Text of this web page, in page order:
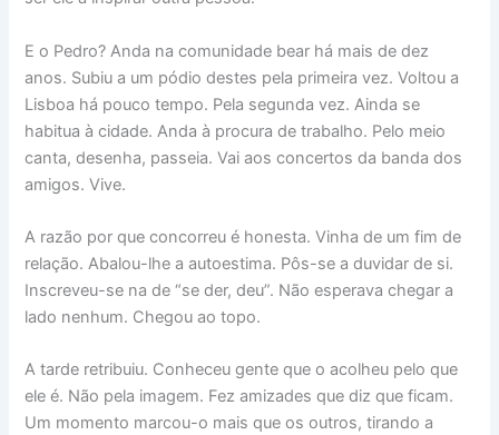
E o Pedro? Anda na comunidade bear há mais de dez
anos. Subiu a um pódio destes pela primeira vez. Voltou a
Lisboa há pouco tempo. Pela segunda vez. Ainda se
habitua à cidade. Anda à procura de trabalho. Pelo meio
canta, desenha, passeia. Vai aos concertos da banda dos
amigos. Vive.
A razão por que concorreu é honesta. Vinha de um fim de
relação. Abalou-lhe a autoestima. Pôs-se a duvidar de si.
Inscreveu-se na de “se der, deu”. Não esperava chegar a
lado nenhum. Chegou ao topo.
A tarde retribuiu. Conheceu gente que o acolheu pelo que
ele é. Não pela imagem. Fez amizades que diz que ficam.
Um momento marcou-o mais que os outros, tirando a